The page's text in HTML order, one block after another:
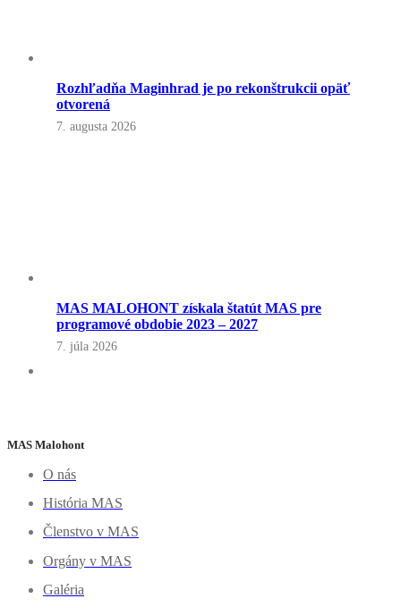
Rozhľadňa Maginhrad je po rekonštrukcii opäť
otvorená
7. augusta 2026
MAS MALOHONT získala štatút MAS pre
programové obdobie 2023 – 2027
7. júla 2026
MAS Malohont
O nás
História MAS
Členstvo v MAS
Orgány v MAS
Galéria